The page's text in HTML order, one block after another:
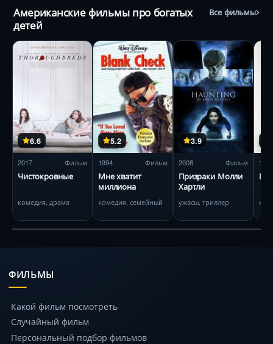
Американские фильмы про богатых
детей
Все фильмы
6.6
2017 Фильм
Чистокровные
комедия, драма
5.2
1994 Фильм
Мне хватит
миллиона
комедия, семейный
3.9
2008 Фильм
Призраки Молли
Хартли
ужасы, триллер
1982
ФИЛЬМЫ
Какой фильм посмотреть
Случайный фильм
Персональный подбор фильмов